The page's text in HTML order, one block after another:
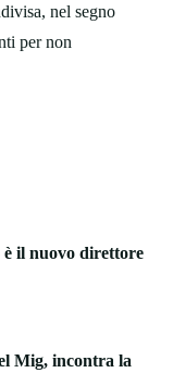
nel segno
per non
il nuovo direttore
Mig, incontra la